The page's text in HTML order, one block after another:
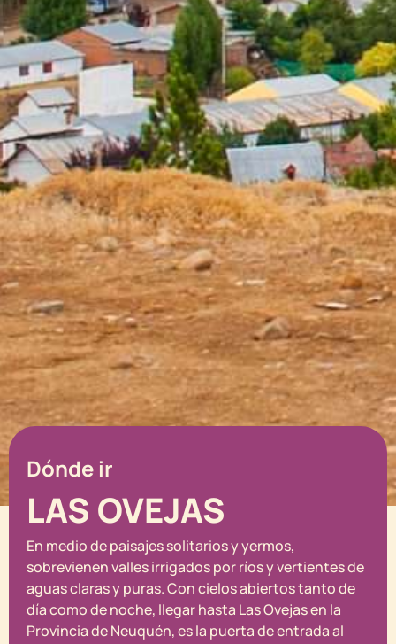
Dónde ir
LAS OVEJAS
En medio de paisajes solitarios y yermos,
sobrevienen valles irrigados por ríos y vertientes de
aguas claras y puras. Con cielos abiertos tanto de
día como de noche, llegar hasta Las Ovejas en la
Provincia de Neuquén, es la puerta de entrada al